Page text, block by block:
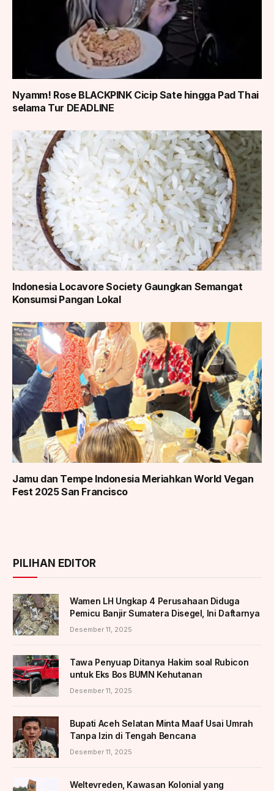
Nyamm! Rose BLACKPINK Cicip Sate hingga Pad Thai
selama Tur DEADLINE
Indonesia Locavore Society Gaungkan Semangat
Konsumsi Pangan Lokal
Jamu dan Tempe Indonesia Meriahkan World Vegan
Fest 2025 San Francisco
PILIHAN EDITOR
Wamen LH Ungkap 4 Perusahaan Diduga
Pemicu Banjir Sumatera Disegel, Ini Daftarnya
Desember 11, 2025
Tawa Penyuap Ditanya Hakim soal Rubicon
untuk Eks Bos BUMN Kehutanan
Desember 11, 2025
Bupati Aceh Selatan Minta Maaf Usai Umrah
Tanpa Izin di Tengah Bencana
Desember 11, 2025
Weltevreden, Kawasan Kolonial yang